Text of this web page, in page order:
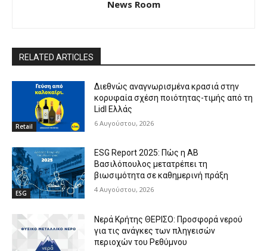
News Room
RELATED ARTICLES
Retail
Διεθνώς αναγνωρισμένα κρασιά στην
κορυφαία σχέση ποιότητας-τιμής από τη
Lidl Ελλάς
6 Αυγούστου, 2026
ESG
ESG Report 2025: Πώς η ΑΒ
Βασιλόπουλος μετατρέπει τη
βιωσιμότητα σε καθημερινή πράξη
4 Αυγούστου, 2026
Νερά Κρήτης ΘΕΡΙΣΟ: Προσφορά νερού
για τις ανάγκες των πληγεισών
περιοχών του Ρεθύμνου